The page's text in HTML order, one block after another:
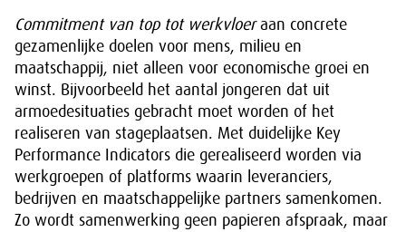
Commitment van top tot werkvloeraan concrete
gezamenlijke doelen voor mens, milieu en
maatschappij, niet alleen voor economische groei en
winst. Bijvoorbeeld het aantal jongeren dat uit
armoedesituaties gebracht moet worden of het
realiseren van stageplaatsen. Met duidelijke Key
Performance Indicators die gerealiseerd worden via
werkgroepen of platforms waarin leveranciers,
bedrijven en maatschappelijke partners samenkomen.
Zo wordt samenwerking geen papieren afspraak, maar